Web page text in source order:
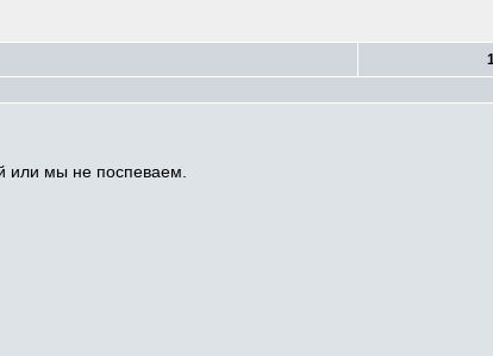
или мы не поспеваем.